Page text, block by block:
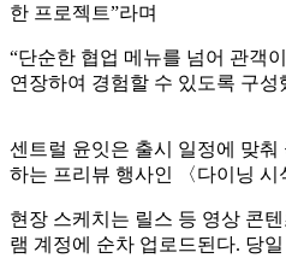
한 프로젝트”라며
“단순한 협업 메뉴를 넘어 관객
연장하여 경험할 수 있도록 구성
센트럴 윤잇은 출시 일정에 맞춰
하는 프리뷰 행사인 〈다이닝 시
현장 스케치는 릴스 등 영상 콘
램 계정에 순차 업로드된다. 당